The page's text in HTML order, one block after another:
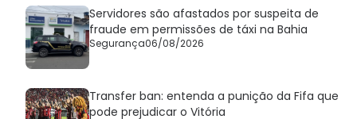
Servidores são afastados por suspeita de
fraude em permissões de táxi na Bahia
Segurança06/08/2026
Transfer ban: entenda a punição da Fifa que
pode prejudicar o Vitória